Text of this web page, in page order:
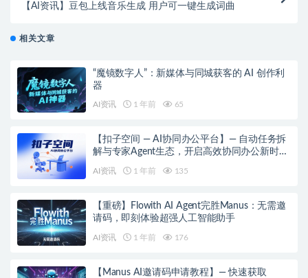
【AI资讯】豆包上线音乐生成 用户可一键生成词曲
相关文章
“魔镜数字人”：新媒体与同城获客的 AI 创作利
器
AI资讯 1 年前 65
【扣子空间 — AI协同办公平台】— 自动任务拆
解与专家Agent生态，开启高效协同办公新时
AI资讯 1 年前 135
【重磅】Flowith AI Agent完胜Manus：无需邀
请码，即刻体验超强人工智能助手
AI资讯 1 年前 176
【Manus AI邀请码申请教程】— 快速获取